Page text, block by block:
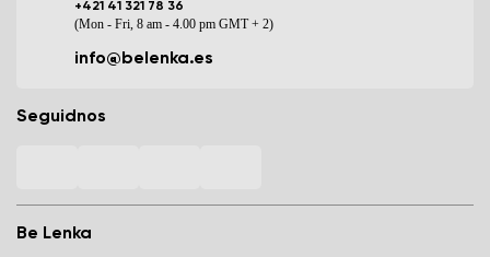
Be Lenka
+421 41 321 78 36
(Mon - Fri, 8 am - 4.00 pm GMT + 2)
info@belenka.es
Seguidnos